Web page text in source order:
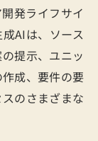
発ライフサイ
AIは、ソース
提示、ユニッ
成、要件の要
のさまざまな